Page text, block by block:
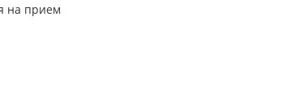
на прием